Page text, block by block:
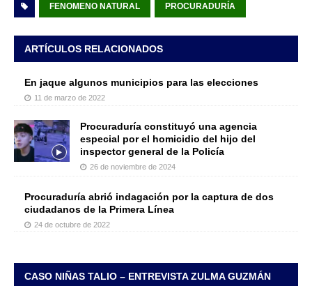
FENOMENO NATURAL PROCURADURÍA
ARTÍCULOS RELACIONADOS
En jaque algunos municipios para las elecciones
11 de marzo de 2022
Procuraduría constituyó una agencia
especial por el homicidio del hijo del
inspector general de la Policía
26 de noviembre de 2024
Procuraduría abrió indagación por la captura de dos
ciudadanos de la Primera Línea
24 de octubre de 2022
CASO NIÑAS TALIO – ENTREVISTA ZULMA GUZMÁN